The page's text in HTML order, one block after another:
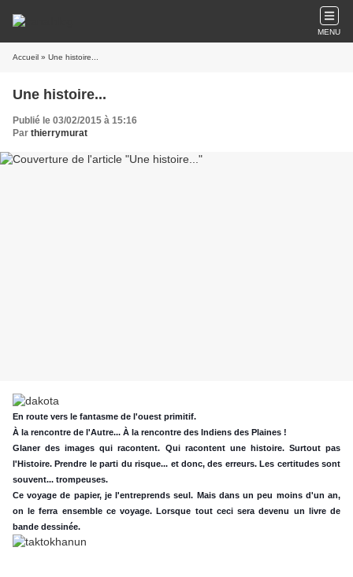
MENU
Accueil » Une histoire...
Une histoire...
Publié le 03/02/2015 à 15:16
Par thierrymurat
En route vers le fantasme de l'ouest primitif.
À la rencontre de l'Autre... À la rencontre des Indiens des Plaines !
Glaner des images qui racontent. Qui racontent une histoire. Surtout pas
l'Histoire.Prendre le parti du risque... et donc, des erreurs. Les certitudes sont
souvent... trompeuses.
Ce voyage de papier, je l'entreprends seul. Mais dans un peu moins d'un an,
on le ferra ensemble ce voyage. Lorsque tout ceci sera devenu un livre de
bande dessinée.